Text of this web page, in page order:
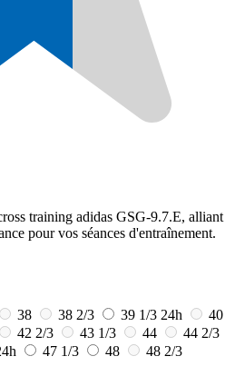
training adidas GSG-9.7.E, alliant
pour vos séances d'entraînement.
38 38 2/3 39 1/3 24h
40
42 2/3 43 1/3 44
44 2/3
47 1/3 48
48 2/3